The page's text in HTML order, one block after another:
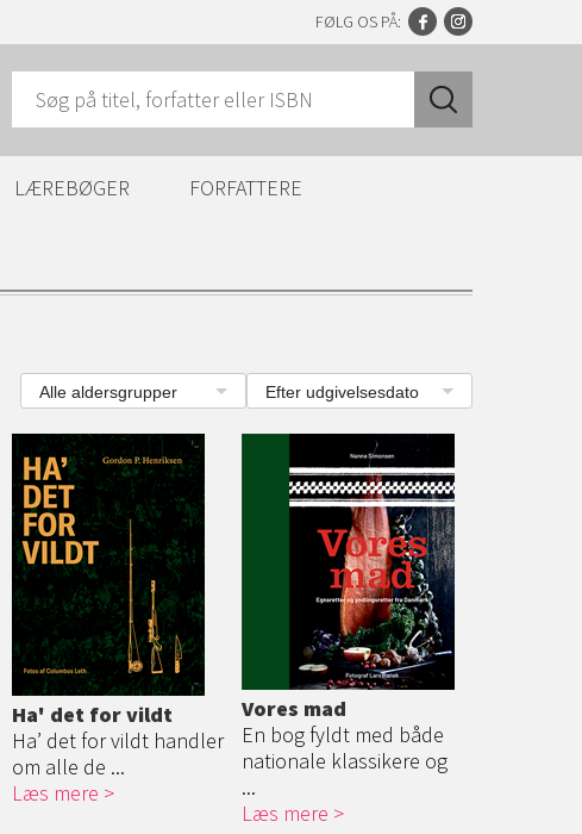
FØLG OS PÅ:
LÆREBØGER FORFATTERE
Efter udgivelsesdato
Alle aldersgrupper
Ha' det for vildt
Ha’ det for vildt handler
om alle de ...
Læs mere
Vores mad
En bog fyldt med både
nationale klassikere og
...
Læs mere